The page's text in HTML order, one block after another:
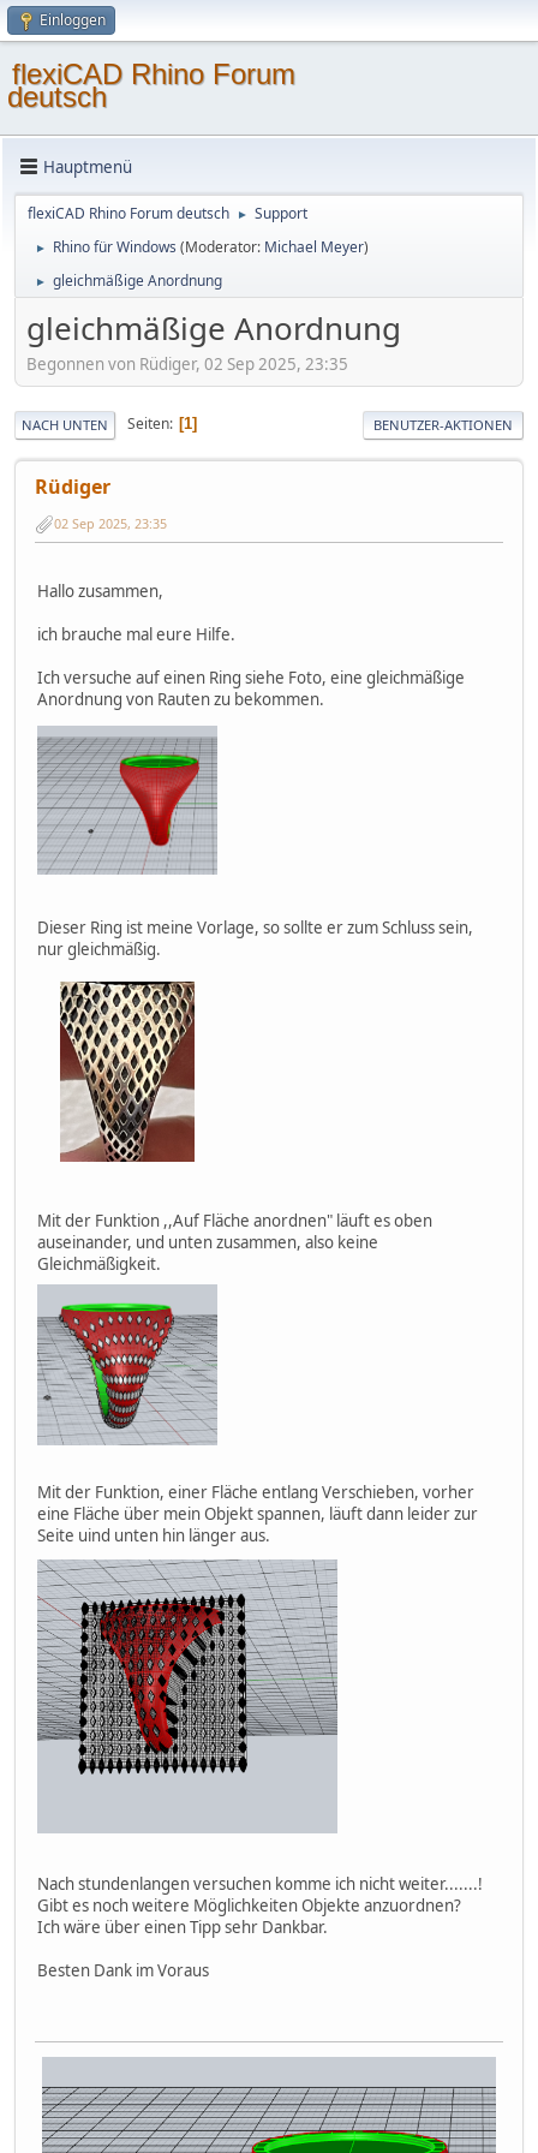
Einloggen
flexiCAD Rhino Forum
deutsch
Hauptmenü
flexiCAD Rhino Forum deutsch ► Support
► Rhino für Windows (Moderator: Michael Meyer)
► gleichmäßige Anordnung
gleichmäßige Anordnung
Begonnen von Rüdiger, 02 Sep 2025, 23:35
NACH UNTEN Seiten 1 BENUTZER-AKTIONEN
Rüdiger
02 Sep 2025, 23:35
Hallo zusammen,
ich brauche mal eure Hilfe.
Ich versuche auf einen Ring siehe Foto, eine gleichmäßige
Anordnung von Rauten zu bekommen.
Dieser Ring ist meine Vorlage, so sollte er zum Schluss sein,
nur gleichmäßig.
Mit der Funktion ,,Auf Fläche anordnen" läuft es oben
auseinander, und unten zusammen, also keine
Gleichmäßigkeit.
Mit der Funktion, einer Fläche entlang Verschieben, vorher
eine Fläche über mein Objekt spannen, läuft dann leider zur
Seite uind unten hin länger aus.
Nach stundenlangen versuchen komme ich nicht weiter.......!
Gibt es noch weitere Möglichkeiten Objekte anzuordnen?
Ich wäre über einen Tipp sehr Dankbar.
Besten Dank im Voraus